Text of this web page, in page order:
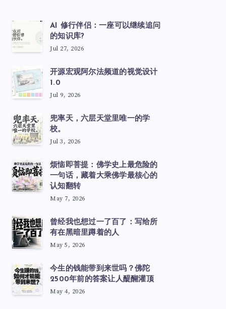
AI 修行伴侣：一座可以继续追问
的知识库?
Jul 27, 2026
开源宏观阿尔法频道的视觉设计
1.0
Jul 9, 2026
兜率天，六层天堂里唯一的学
校。
Jul 3, 2026
烦恼即菩提：佛学史上最危险的
一句话，藏着大乘佛学最核心的
认知翻转
May 7, 2026
曾经我也想过一了百了：写给所
有在黑暗里蹲着的人
May 5, 2026
今生的钱能带到来世吗？佛陀
2500年前的答案让人醍醐灌顶
May 4, 2026